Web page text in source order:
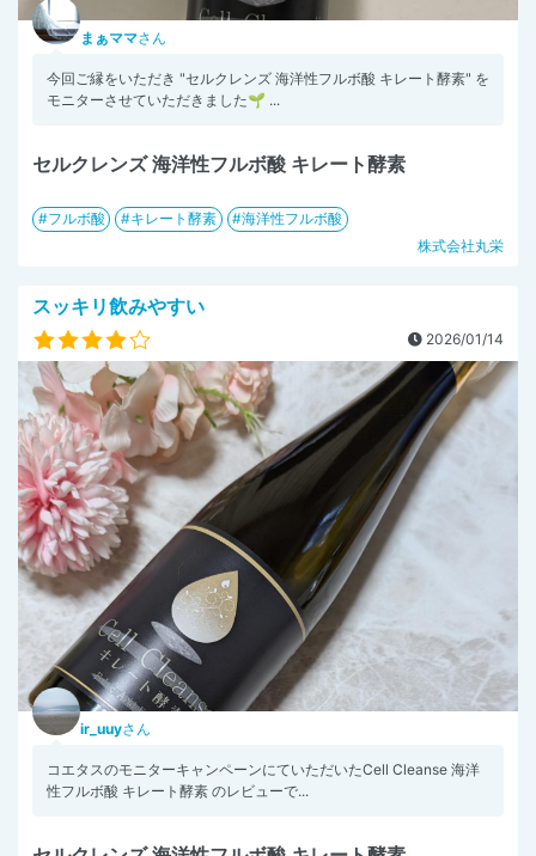
まぁママさん
今回ご縁をいただき "セルクレンズ 海洋性フルボ酸 キレート酵素" を
モニターさせていただきました🌱 ...
セルクレンズ 海洋性フルボ酸 キレート酵素
フルボ酸 キレート酵素
海洋性フルボ酸
株式会社丸栄
スッキリ飲みやすい
2026/01/14
ir_uuyさん
コエタスのモニターキャンペーンにていただいたCell Cleanse 海洋
性フルボ酸 キレート酵素 のレビューで...